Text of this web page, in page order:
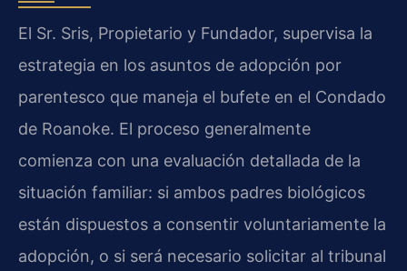
El Sr. Sris, Propietario y Fundador, supervisa la
estrategia en los asuntos de adopción por
parentesco que maneja el bufete en el Condado
de Roanoke. El proceso generalmente
comienza con una evaluación detallada de la
situación familiar: si ambos padres biológicos
están dispuestos a consentir voluntariamente la
adopción, o si será necesario solicitar al tribunal